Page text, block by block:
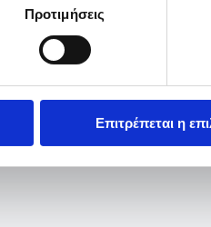
Προτιμήσεις
Επιτρέπεται η